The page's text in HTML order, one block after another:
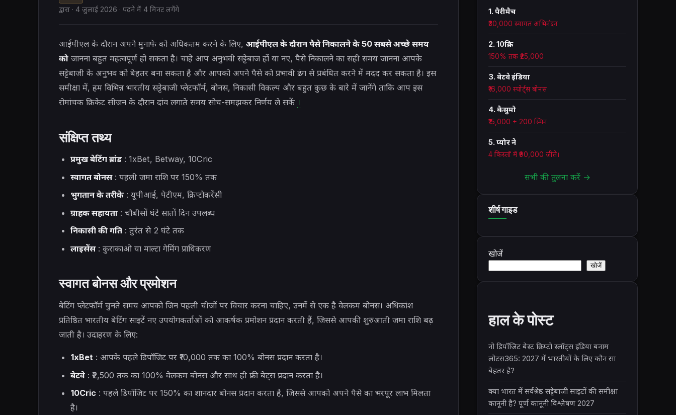
द्वारा · 4 जुलाई 2026 · पढ़ने में 4 मिनट लगेंगे
आईपीएल के दौरान अपने मुनाफे को अधिकतम करने के लिए, आईपीएल के दौरान पैसे निकालने के 50 सबसे अच्छे समय
को जानना बहुत महत्वपूर्ण हो सकता है। चाहे आप अनुभवी सट्टेबाज हों या नए, पैसे निकालने का सही समय जानना आपके
सट्टेबाजी के अनुभव को बेहतर बना सकता है और आपको अपने पैसे को प्रभावी ढंग से प्रबंधित करने में मदद कर सकता है। इस
समीक्षा में, हम विभिन्न भारतीय सट्टेबाजी प्लेटफॉर्म, बोनस, निकासी विकल्प और बहुत कुछ के बारे में जानेंगे ताकि आप इस
रोमांचक क्रिकेट सीजन के दौरान दांव लगाते समय सोच-समझकर निर्णय ले सकें ।
संक्षिप्त तथ्य
प्रमुख बेटिंग ब्रांड: 1xBet, Betway, 10Cric
स्वागत बोनस: पहली जमा राशि पर 150% तक
भुगतान के तरीके: यूपीआई, पेटीएम, क्रिप्टोकरेंसी
ग्राहक सहायता: चौबीसों घंटे सातों दिन उपलब्ध
निकासी की गति: तुरंत से 2 घंटे तक
लाइसेंस: कुराकाओ या माल्टा गेमिंग प्राधिकरण
स्वागत बोनस और प्रमोशन
बेटिंग प्लेटफॉर्म चुनते समय आपको जिन पहली चीजों पर विचार करना चाहिए, उनमें से एक है वेलकम बोनस। अधिकांश
प्रतिष्ठित भारतीय बेटिंग साइटें नए उपयोगकर्ताओं को आकर्षक प्रमोशन प्रदान करती हैं, जिससे आपकी शुरुआती जमा राशि बढ़
जाती है। उदाहरण के लिए:
1xBet: आपके पहले डिपॉजिट पर ₹10,000 तक का 100% बोनस प्रदान करता है।
बेटवे: ₹2,500 तक का 100% वेलकम बोनस और साथ ही फ्री बेट्स प्रदान करता है।
10Cric: पहले डिपॉजिट पर 150% का शानदार बोनस प्रदान करता है, जिससे आपको अपने पैसे का भरपूर लाभ मिलता
है।
1. पैरीमैच
₹30,000 स्वागत अभिनंदन
2. 10क्रिक
150% तक ₹25,000
3. बेटवे इंडिया
₹16,000 स्पोर्ट्स बोनस
4. कैसुमो
₹15,000 + 200 स्पिन
5. प्योर ने
4 किस्तों में ₹90,000 जीते।
सभी की तुलना करें →
शीर्ष गाइड
खोजें
खोजें
हाल के पोस्ट
नो डिपॉजिट बेस्ट क्रिप्टो स्लॉट्स इंडिया बनाम
लोटस365: 2027 में भारतीयों के लिए कौन सा
बेहतर है?
क्या भारत में सर्वश्रेष्ठ सट्टेबाजी साइटों की समीक्षा
कानूनी है? पूर्ण कानूनी विश्लेषण 2027